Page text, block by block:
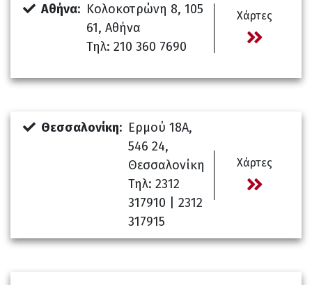
Αθήνα: Kολοκοτρώνη 8, 105
61, Αθήνα
Τηλ: 210 360 7690
Χάρτες
Θεσσαλονίκη: Ερμού 18Α,
546 24,
Θεσσαλονίκη
Τηλ: 2312
317910 | 2312
317915
Χάρτες